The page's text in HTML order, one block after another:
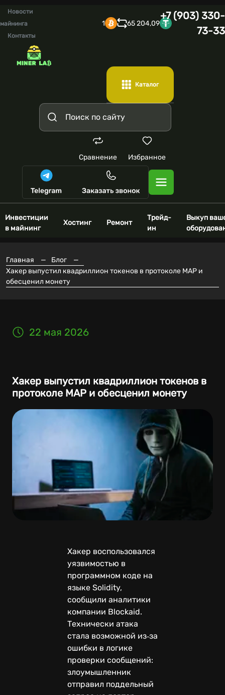
Новости
майнинга
Контакты
1 65 204,09
+7 (903) 330-
73-33
Каталог
Сравнение Избранное
Инвестиции
в майнинг
Хостинг Ремонт
Трейд-
ин
Выкуп
Главная — Блог
—
Хакер выпустил квадриллион токенов в протоколе MAP и
обесценил монету
22 мая 2026
Хакер выпустил квадриллион токенов в
протоколе MAP и обесценил монету
Хакер воспользовался
уязвимостью в
программном коде на
языке Solidity,
сообщили аналитики
компании Blockaid.
Технически атака
стала возможной из‑за
ошибки в логике
проверки сообщений:
злоумышленник
отправил поддельный